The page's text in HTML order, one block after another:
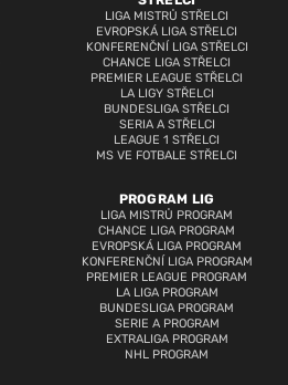
LIGA MISTRŮ STŘELCI
EVROPSKÁ LIGA STŘELCI
KONFERENČNÍ LIGA STŘELCI
CHANCE LIGA STŘELCI
PREMIER LEAGUE STŘELCI
LA LIGY STŘELCI
BUNDESLIGA STŘELCI
SERIA A STŘELCI
LEAGUE 1 STŘELCI
MS VE FOTBALE STŘELCI
PROGRAM LIG
LIGA MISTRŮ PROGRAM
CHANCE LIGA PROGRAM
EVROPSKÁ LIGA PROGRAM
KONFERENČNÍ LIGA PROGRAM
PREMIER LEAGUE PROGRAM
LA LIGA PROGRAM
BUNDESLIGA PROGRAM
SERIE A PROGRAM
EXTRALIGA PROGRAM
NHL PROGRAM